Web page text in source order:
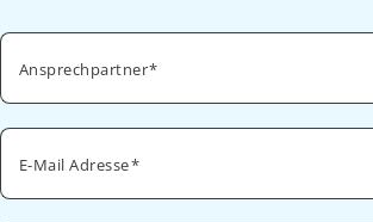
Ansprechpartner
E-Mail Adresse